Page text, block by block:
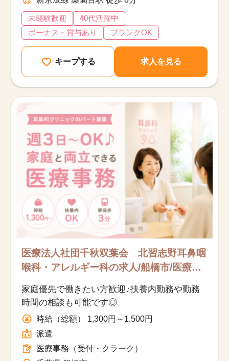
未経験歓迎
40代活躍中
ボーナス・賞与あり
ブランクOK
キープする 求人を見る
医療法人社団千秋双葉会 北習志野耳鼻咽
喉科・アレルギー科の求人/船橋市/医療事
務（受付・クラーク）/派遣
家庭優先で働きたい方歓迎♪扶養内勤務や勤務
時間の相談も可能です◎
時給（総額） 1,300円～1,500円
派遣
医療事務（受付・クラーク）